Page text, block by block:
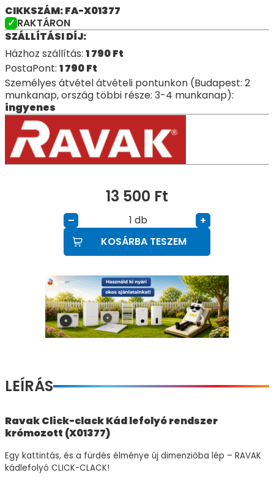
CIKKSZÁM: FA-X01377
RAKTÁRON
SZÁLLÍTÁSI DÍJ:
Házhoz szállítás: 1 790Ft
PostaPont: 1 790Ft
Személyes átvétel átvételi pontunkon (Budapest: 2
munkanap, ország többi része: 3-4 munkanap):
ingyenes
13 500 Ft
– db
+
KOSÁRBA TESZEM
LEÍRÁS
Ravak Click-clack Kád lefolyó rendszer
krómozott (X01377)
Egy kattintás, és a fürdés élménye új dimenzióba lép – RAVAK
kádlefolyó CLICK-CLACK!